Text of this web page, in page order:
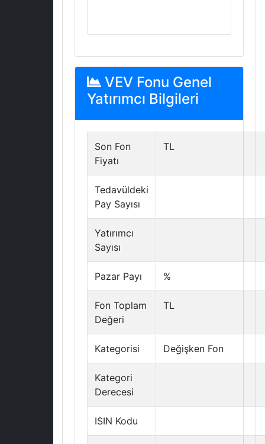
VEV Fonu Genel
Yatırımcı Bilgileri
Son Fon
Fiyatı
TL
Tedavüldeki
Pay Sayısı
Yatırımcı
Sayısı
Pazar Payı %
Fon Toplam
Değeri
TL
Kategorisi Değişken Fon
Kategori
Derecesi
ISIN Kodu